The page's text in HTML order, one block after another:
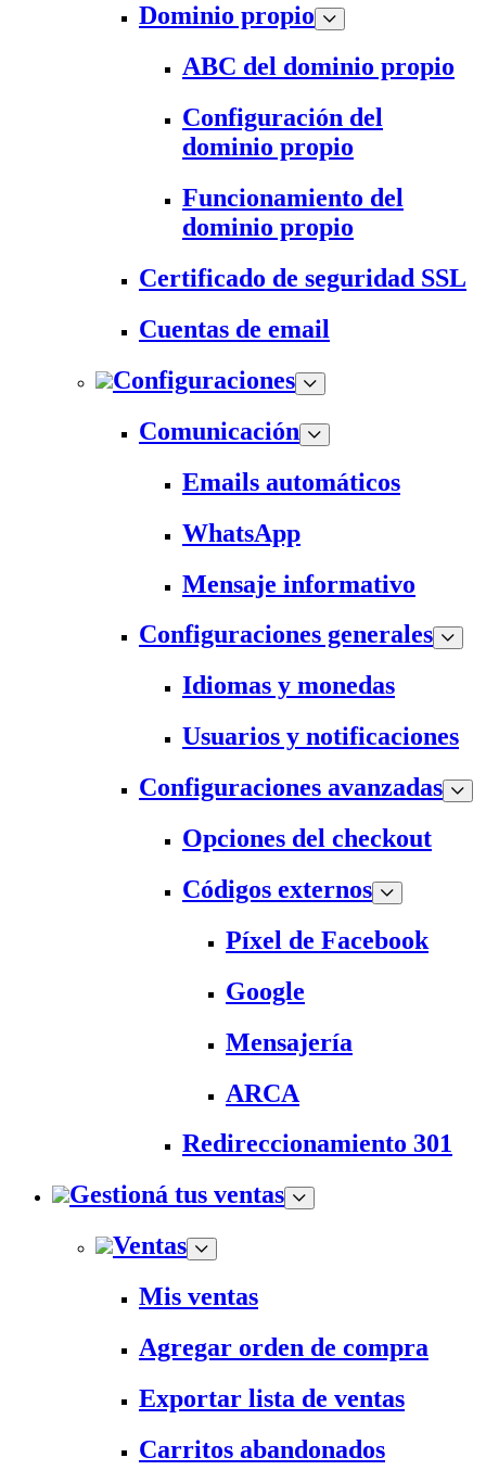
Dominio propio
ABC del dominio propio
Configuración del
dominio propio
Funcionamiento del
dominio propio
Certificado de seguridad SSL
Cuentas de email
Configuraciones
Comunicación
Emails automáticos
WhatsApp
Mensaje informativo
Configuraciones generales
Idiomas y monedas
Usuarios y notificaciones
Configuraciones avanzadas
Opciones del checkout
Códigos externos
Píxel de Facebook
Google
Mensajería
ARCA
Redireccionamiento 301
Gestioná tus ventas
Ventas
Mis ventas
Agregar orden de compra
Exportar lista de ventas
Carritos abandonados